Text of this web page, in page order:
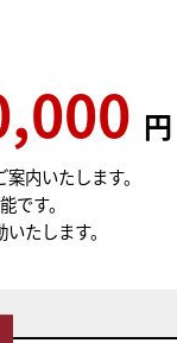
円
内いたします。
です。
たします。